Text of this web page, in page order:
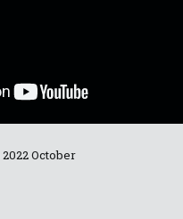
October